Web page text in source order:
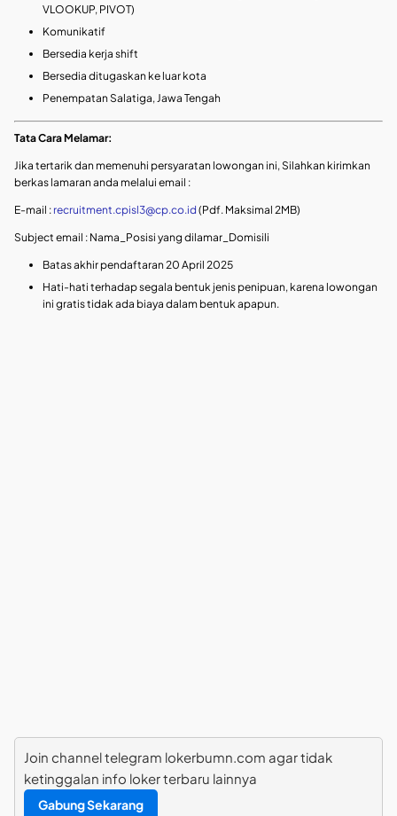
VLOOKUP, PIVOT)
Komunikatif
Bersedia kerja shift
Bersedia ditugaskan ke luar kota
Penempatan Salatiga, Jawa Tengah
Tata Cara Melamar:
Jika tertarik dan memenuhi persyaratan lowongan ini, Silahkan kirimkan
berkas lamaran anda melalui email :
E-mail : recruitment.cpisl3@cp.co.id (Pdf. Maksimal 2MB)
Subject email : Nama_Posisi yang dilamar_Domisili
Batas akhir pendaftaran 20 April 2025
Hati-hati terhadap segala bentuk jenis penipuan, karena lowongan
ini gratis tidak ada biaya dalam bentuk apapun.
Join channel telegram lokerbumn.com agar tidak
ketinggalan info loker terbaru lainnya
Gabung Sekarang